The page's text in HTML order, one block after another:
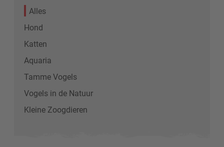
Alles
Hond
Katten
Aquaria
Tamme Vogels
Vogels in de Natuur
Kleine Zoogdieren